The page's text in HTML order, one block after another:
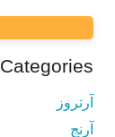
Categories
آرتروز
آرنج